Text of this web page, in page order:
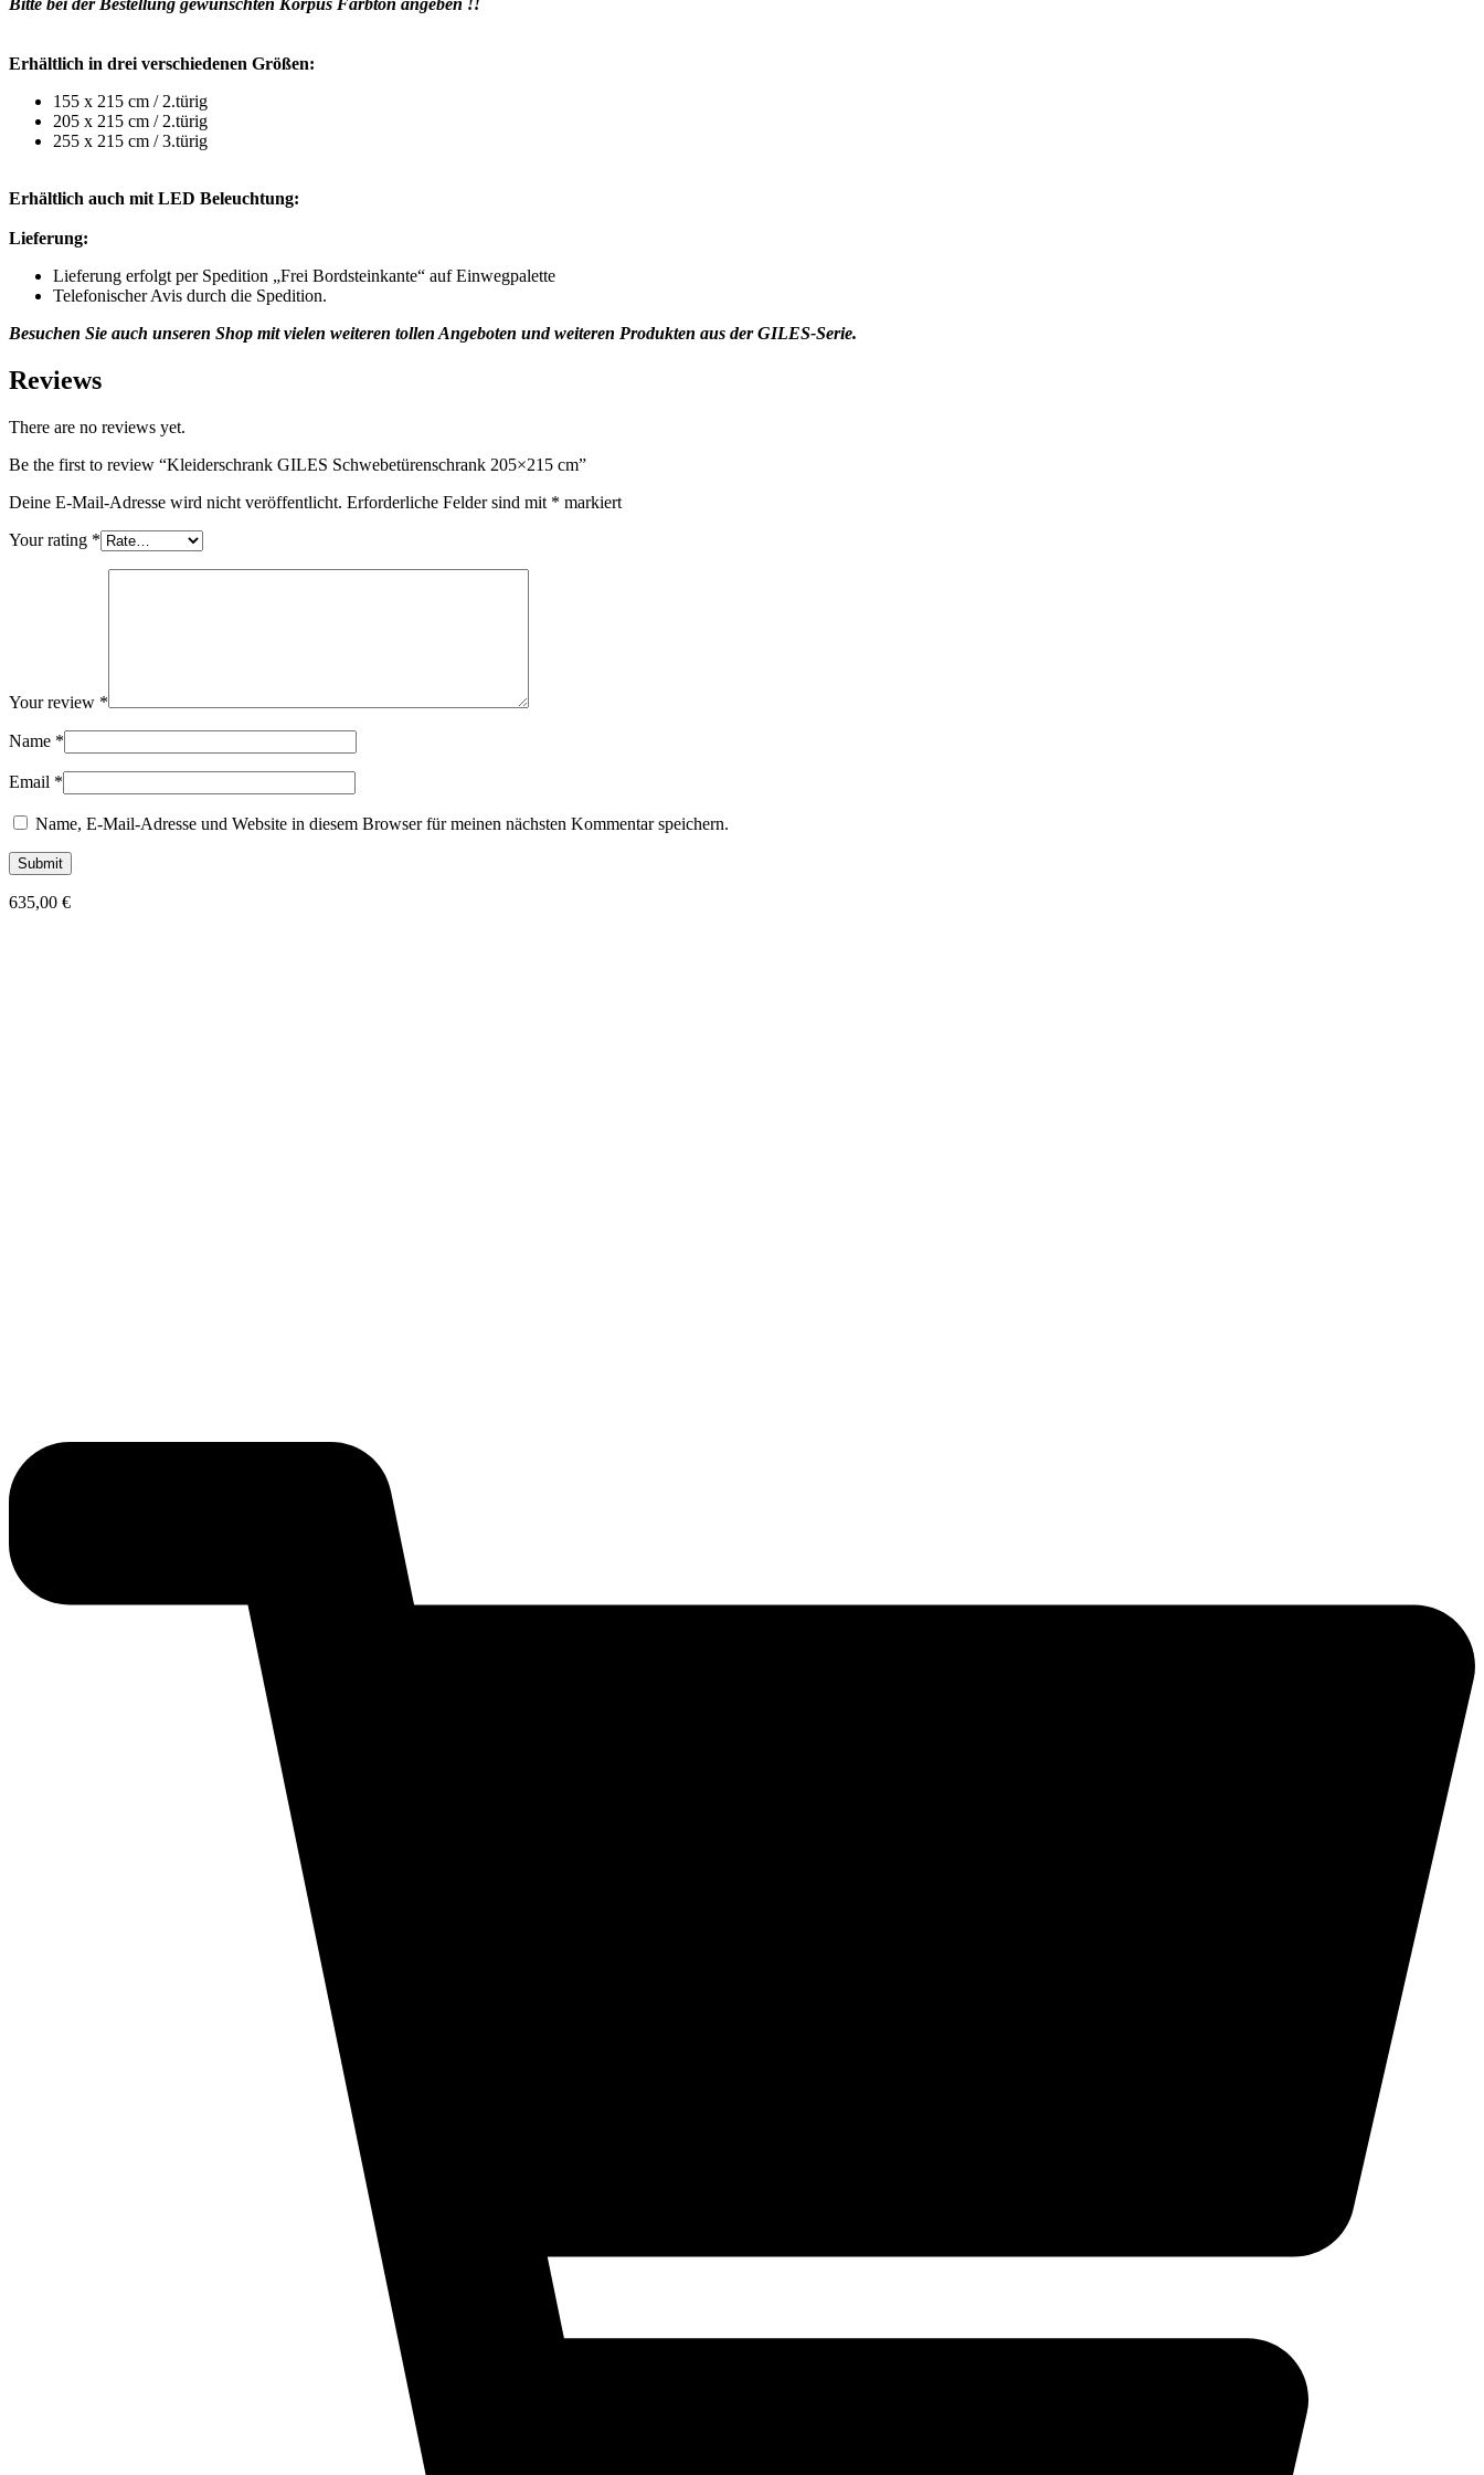
Bitte bei der Bestellung gewünschten Korpus Farbton angeben !!
Erhältlich in drei verschiedenen Größen:
155 x 215 cm / 2.türig
205 x 215 cm / 2.türig
255 x 215 cm / 3.türig
Erhältlich auch mit LED Beleuchtung:
Lieferung:
Lieferung erfolgt per Spedition „Frei Bordsteinkante“ auf Einwegpalette
Telefonischer Avis durch die Spedition.
Besuchen Sie auch unseren Shop mit vielen weiteren tollen Angeboten und weiteren Produkten aus der GILES-Serie.
Reviews
There are no reviews yet.
Be the first to review “Kleiderschrank GILES Schwebetürenschrank 205×215 cm”
Deine E-Mail-Adresse wird nicht veröffentlicht. Erforderliche Felder sind mit * markiert
Your rating *
Your review *
Name *
Email *
Name, E-Mail-Adresse und Website in diesem Browser für meinen nächsten Kommentar speichern.
635,00 €